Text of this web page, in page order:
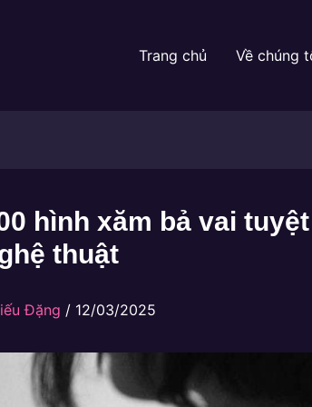
Trang chủ Về chúng
hình xăm bả vai
thuật
Đặng / 12/03/2025